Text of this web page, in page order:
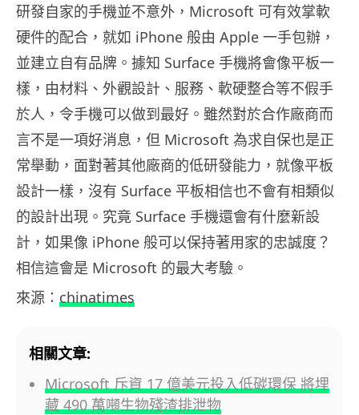
研發自家的手機並不意外，Microsoft 可有效掌軟
硬件的配合，就如 iPhone 般由 Apple 一手包辦，
並建立自有品牌。據知 Surface 手機將會像平板一
樣，由材料、外觀設計、服務、軟硬整合等不假手
於人，令手機可以做到最好。雖然對於合作廠商而
言不是一項好消息，但 Microsoft 為求自保也是正
常舉動，面對著其他廠商的低研發能力，就像平板
設計一樣，沒有 Surface 平板相信也不會有相類似
的設計出現。究竟 Surface 手機還會有什麼新設
計，如果像 iPhone 般可以保持著用家的忠誠度？
相信這會是 Microsoft 的最大考驗。
來源： chinatimes
相關文章:
Microsoft 斥資 17 億美元投入低碳環保 將埋
藏 490 萬噸生物殘渣排泄物